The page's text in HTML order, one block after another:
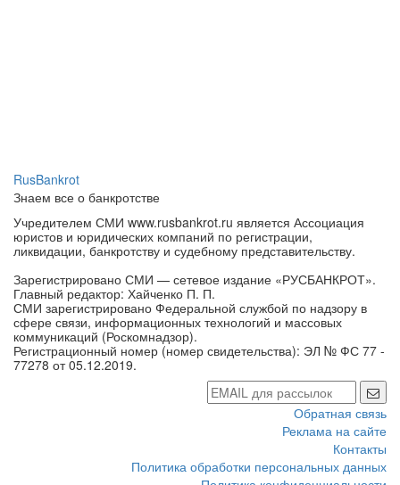
Знаем все о банкротстве
Учредителем СМИ www.rusbankrot.ru является Ассоциация
юристов и юридических компаний по регистрации,
ликвидации, банкротству и судебному представительству.
Зарегистрировано СМИ — сетевое издание «РУСБАНКРОТ».
Главный редактор: Хайченко П. П.
СМИ зарегистрировано Федеральной службой по надзору в
сфере связи, информационных технологий и массовых
коммуникаций (Роскомнадзор).
Регистрационный номер (номер свидетельства): ЭЛ № ФС 77 -
77278 от 05.12.2019.
Обратная связь
Реклама на сайте
Контакты
Политика обработки персональных данных
Политика конфиденциальности